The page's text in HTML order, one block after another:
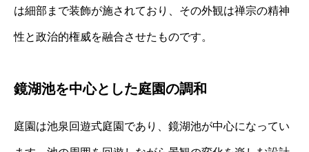
は細部まで装飾が施されており、その外観は禅宗の精神
性と政治的権威を融合させたものです。
鏡湖池を中心とした庭園の調和
庭園は池泉回遊式庭園であり、鏡湖池が中心になってい